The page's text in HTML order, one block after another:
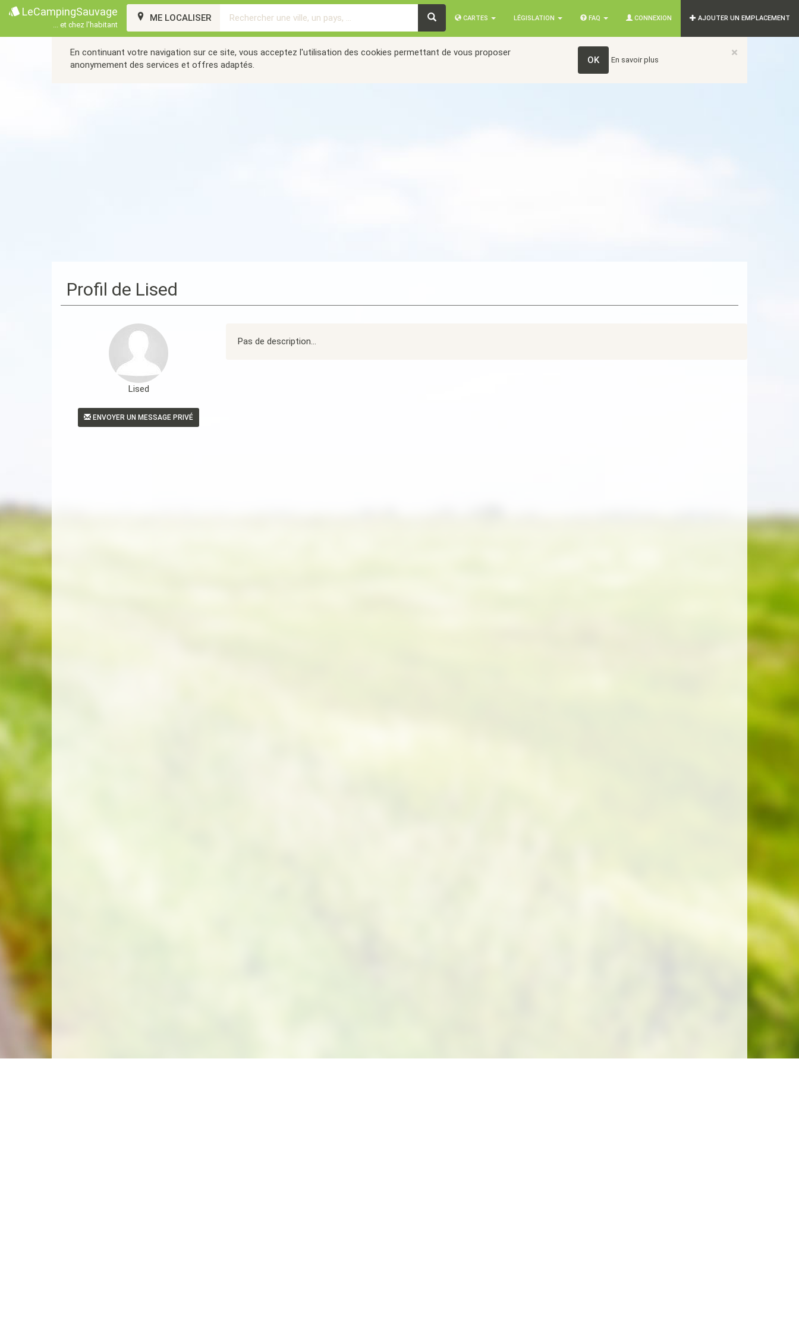
LeCampingSauvage
... et chez l'habitant
CARTES LÉGISLATION FAQ CONNEXION AJOUTER UN EMPLACEMENT
ME LOCALISER
×
En continuant votre navigation sur ce site, vous acceptez l'utilisation des cookies permettant de vous proposer
anonymement des services et offres adaptés.
OK En savoir plus
Profil de Lised
Lised
ENVOYER UN MESSAGE PRIVÉ
Pas de description...